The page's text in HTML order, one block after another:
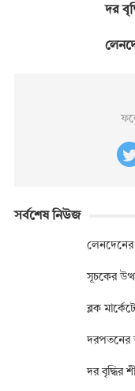
দর
সর্বশেষ নিউজ
লেনদেনের
সূচকের
ব্লক
দরপতনের
দর বৃদ্ধির